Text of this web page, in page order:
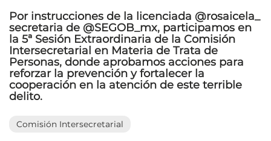
Por instrucciones de la licenciada @rosaicela_
secretaria de @SEGOB_mx, participamos en
la 5ª Sesión Extraordinaria de la Comisión
Intersecretarial en Materia de Trata de
Personas, donde aprobamos acciones para
reforzar la prevención y fortalecer la
cooperación en la atención de este terrible
delito.
Comisión Intersecretarial